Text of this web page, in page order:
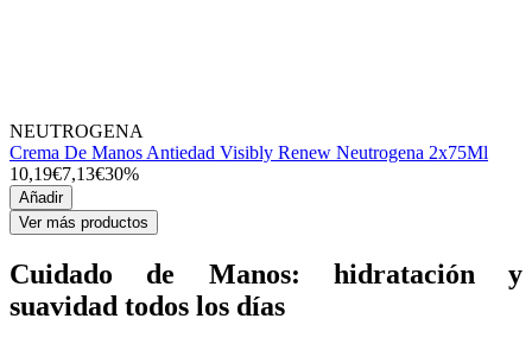
NEUTROGENA
Crema De Manos Antiedad Visibly Renew Neutrogena 2x75Ml
10,19€7,13€30%
Añadir
Ver más productos
Cuidado de Manos: hidratación y
suavidad todos los días